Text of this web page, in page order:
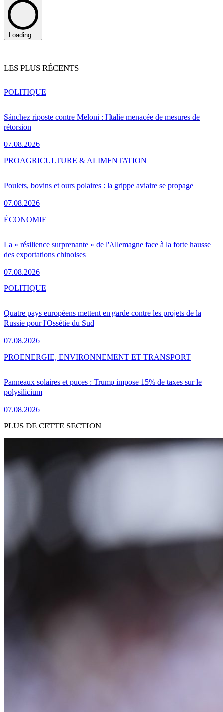
Loading...
LES PLUS RÉCENTS
Sánchez riposte contre Meloni : l'Italie menacée de mesures de
rétorsion
07.08.2026
POLITIQUE
Poulets, bovins et ours polaires : la grippe aviaire se propage
07.08.2026
PROAGRICULTURE & ALIMENTATION
La « résilience surprenante » de l'Allemagne face à la forte hausse
des exportations chinoises
07.08.2026
ÉCONOMIE
Quatre pays européens mettent en garde contre les projets de la
Russie pour l'Ossétie du Sud
07.08.2026
POLITIQUE
Panneaux solaires et puces : Trump impose 15% de taxes sur le
polysilicium
07.08.2026
PROENERGIE, ENVIRONNEMENT ET TRANSPORT
PLUS DE CETTE SECTION